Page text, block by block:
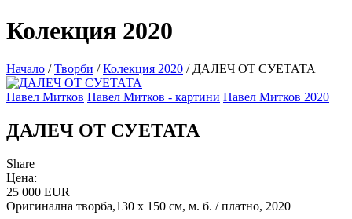
Колекция 2020
Начало /Творби /Колекция 2020 /ДАЛЕЧ ОТ СУЕТАТА
Павел Митков Павел Митков - картини Павел Митков 2020
ДАЛЕЧ ОТ СУЕТАТА
Share
Цена:
25 000 EUR
Оригинална творба,130 х 150 см, м. б. / платно, 2020